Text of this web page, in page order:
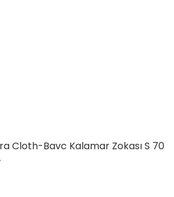
Cloth-Bavc Kalamar Zokası S 70